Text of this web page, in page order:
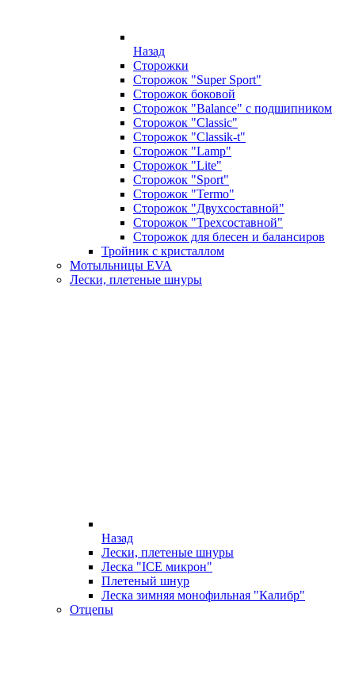
Назад
Сторожки
Сторожок "Super Sport"
Сторожок боковой
Сторожок "Balance" с подшипником
Сторожок "Classic"
Сторожок "Classik-t"
Сторожок "Lamp"
Сторожок "Lite"
Сторожок "Sport"
Сторожок "Termo"
Сторожок "Двухсоставной"
Сторожок "Трехсоставной"
Сторожок для блесен и балансиров
Тройник с кристаллом
Мотыльницы EVA
Лески, плетеные шнуры
Назад
Лески, плетеные шнуры
Леска "ICE микрон"
Плетеный шнур
Леска зимняя монофильная "Калибр"
Отцепы